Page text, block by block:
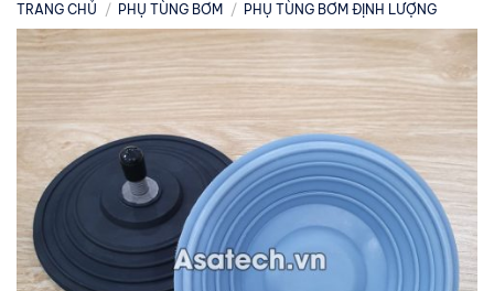
TRANG CHỦ / PHỤ TÙNG BƠM / PHỤ TÙNG BƠM ĐỊNH LƯỢNG